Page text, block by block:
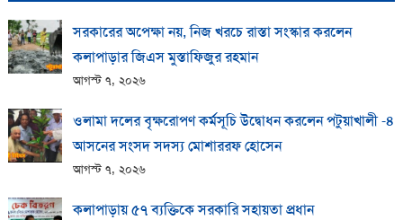
সরকারের অপেক্ষা নয়, নিজ খরচে রাস্তা সংস্কার করলেন
কলাপাড়ার জিএস মুস্তাফিজুর রহমান
আগস্ট ৭, ২০২৬
ওলামা দলের বৃক্ষরোপণ কর্মসূচি উদ্বোধন করলেন পটুয়াখালী -৪
আসনের সংসদ সদস্য মোশাররফ হোসেন
আগস্ট ৭, ২০২৬
কলাপাড়ায় ​৫৭ ব্যক্তিকে সরকারি সহায়তা প্রধান